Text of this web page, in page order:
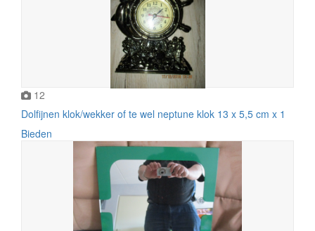
12
Dolfijnen klok/wekker of te wel neptune klok 13 x 5,5 cm x 1
Bieden